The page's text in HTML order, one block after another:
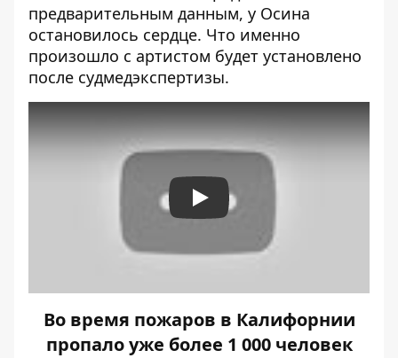
предварительным данным, у Осина
остановилось сердце. Что именно
произошло с артистом будет установлено
после судмедэкспертизы.
Play
Во время пожаров в Калифорнии
пропало уже более 1 000 человек